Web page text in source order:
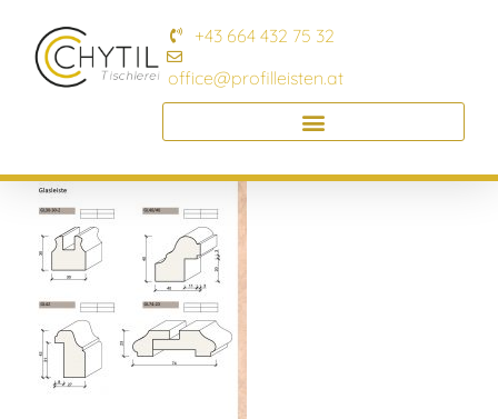
+43 664 432 75 32
office@profilleisten.at